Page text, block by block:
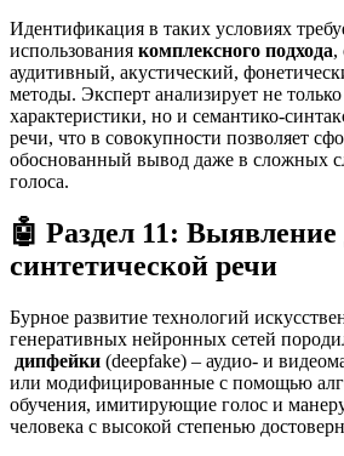
Идентификация в таких условиях
использования комплексного подхода,
аудитивный, акустический,
методы. Эксперт анализирует не
характеристики, но и семантико-
речи, что в совокупности позволяет
обоснованный вывод даже в сложных
голоса.
🤖 Раздел 11:
синтетической речи
Бурное развитие технологий
генеративных нейронных сетей
дипфейки (deepfake) – аудио- и
или модифицированные с помощью
обучения, имитирующие голос и
человека с высокой степенью